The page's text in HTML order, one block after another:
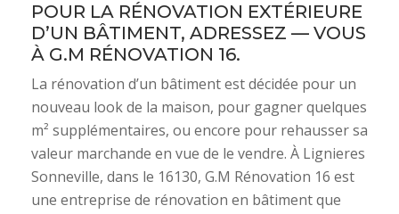
POUR LA RÉNOVATION EXTÉRIEURE
D’UN BÂTIMENT, ADRESSEZ — VOUS
À G.M RÉNOVATION 16.
La rénovation d’un bâtiment est décidée pour un
nouveau look de la maison, pour gagner quelques
m² supplémentaires, ou encore pour rehausser sa
valeur marchande en vue de le vendre. À Lignieres
Sonneville, dans le 16130, G.M Rénovation 16 est
une entreprise de rénovation en bâtiment que